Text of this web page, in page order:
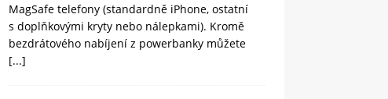
MagSafe telefony (standardně iPhone, ostatní
s doplňkovými kryty nebo nálepkami). Kromě
bezdrátového nabíjení z powerbanky můžete
[...]